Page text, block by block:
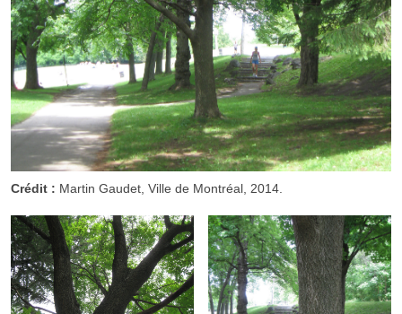
Crédit : Martin Gaudet, Ville de Montréal, 2014.